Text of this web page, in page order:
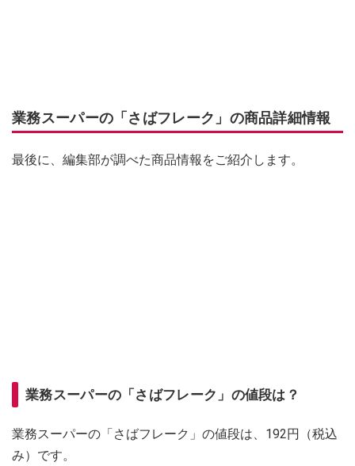
業務スーパーの「さばフレーク」の商品詳細情報
最後に、編集部が調べた商品情報をご紹介します。
業務スーパーの「さばフレーク」の値段は？
業務スーパーの「さばフレーク」の値段は、192円（税込
み）です。